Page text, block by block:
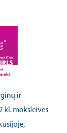
ir
kl. moksleives